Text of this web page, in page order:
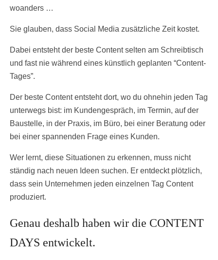
woanders …
Sie glauben, dass Social Media zusätzliche Zeit kostet.
Dabei entsteht der beste Content selten am Schreibtisch
und fast nie während eines künstlich geplanten “Content-
Tages”.
Der beste Content entsteht dort, wo du ohnehin jeden Tag
unterwegs bist: im Kundengespräch, im Termin, auf der
Baustelle, in der Praxis, im Büro, bei einer Beratung oder
bei einer spannenden Frage eines Kunden.
Wer lernt, diese Situationen zu erkennen, muss nicht
ständig nach neuen Ideen suchen. Er entdeckt plötzlich,
dass sein Unternehmen jeden einzelnen Tag Content
produziert.
Genau deshalb haben wir die CONTENT
DAYS entwickelt.